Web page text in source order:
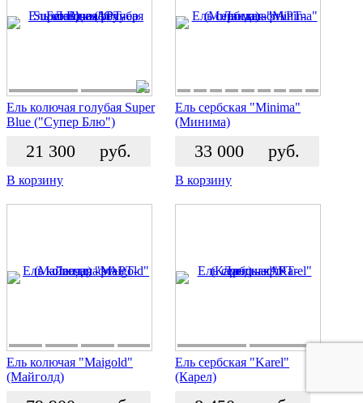
Ель колючая голубая Super
Blue ("Супер Блю")
21 300 руб.
В корзину
Ель сербская "Minima"
(Минима)
33 000 руб.
В корзину
Ель колючая "Maigold"
(Майголд)
Ель сербская "Karel"
(Карел)